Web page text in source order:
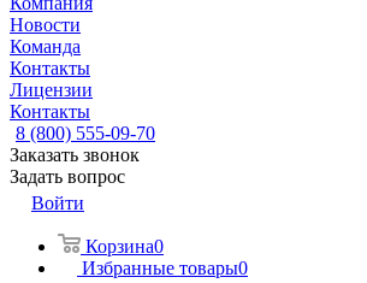
Новости
Команда
Контакты
Лицензии
Контакты
8 (800) 555-09-70
Заказать звонок
Задать вопрос
Войти
Корзина0
Избранные товары0